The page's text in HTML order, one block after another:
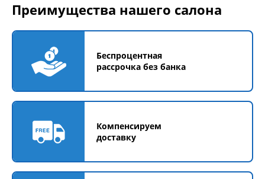
Преимущества нашего салона
Беспроцентная
рассрочка без банка
Компенсируем
доставку